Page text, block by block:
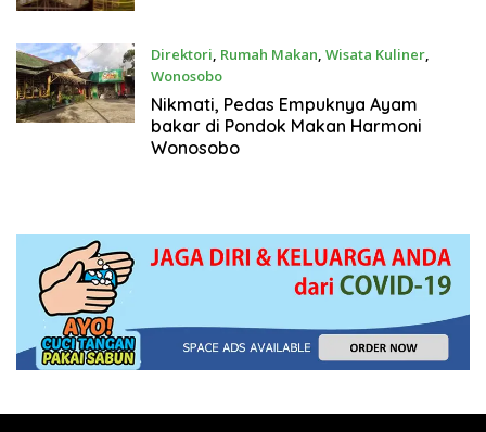
Direktori Rumah Makan Wisata Kuliner,
Wonosobo
31 Desember 2020
Nikmati, Pedas Empuknya Ayam
bakar di Pondok Makan Harmoni
Wonosobo